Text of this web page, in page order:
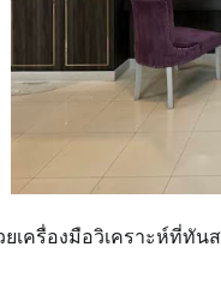
เครื่องมือวิเคราะห์ที่